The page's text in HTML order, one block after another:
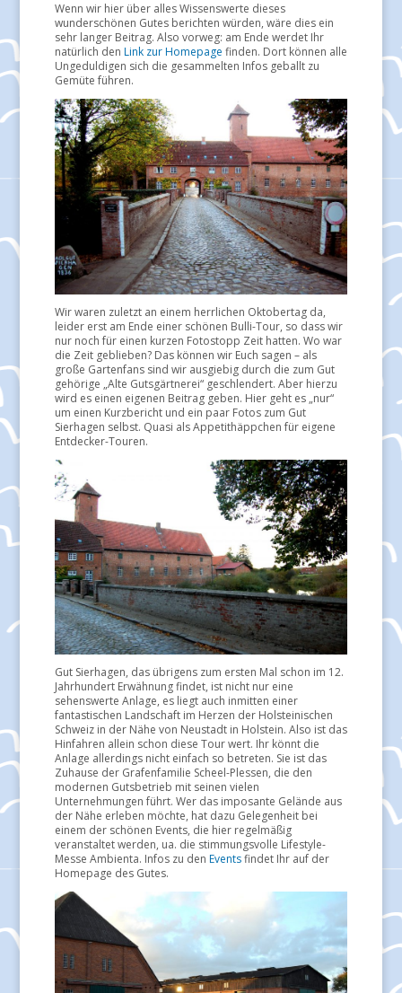
Wenn wir hier über alles Wissenswerte dieses
wunderschönen Gutes berichten würden, wäre dies ein
sehr langer Beitrag. Also vorweg: am Ende werdet Ihr
natürlich den Link zur Homepage finden. Dort können alle
Ungeduldigen sich die gesammelten Infos geballt zu
Gemüte führen.
Wir waren zuletzt an einem herrlichen Oktobertag da,
leider erst am Ende einer schönen Bulli-Tour, so dass wir
nur noch für einen kurzen Fotostopp Zeit hatten. Wo war
die Zeit geblieben? Das können wir Euch sagen – als
große Gartenfans sind wir ausgiebig durch die zum Gut
gehörige „Alte Gutsgärtnerei“ geschlendert. Aber hierzu
wird es einen eigenen Beitrag geben. Hier geht es „nur“
um einen Kurzbericht und ein paar Fotos zum Gut
Sierhagen selbst. Quasi als Appetithäppchen für eigene
Entdecker-Touren.
Gut Sierhagen, das übrigens zum ersten Mal schon im 12.
Jahrhundert Erwähnung findet, ist nicht nur eine
sehenswerte Anlage, es liegt auch inmitten einer
fantastischen Landschaft im Herzen der Holsteinischen
Schweiz in der Nähe von Neustadt in Holstein. Also ist das
Hinfahren allein schon diese Tour wert. Ihr könnt die
Anlage allerdings nicht einfach so betreten. Sie ist das
Zuhause der Grafenfamilie Scheel-Plessen, die den
modernen Gutsbetrieb mit seinen vielen
Unternehmungen führt. Wer das imposante Gelände aus
der Nähe erleben möchte, hat dazu Gelegenheit bei
einem der schönen Events, die hier regelmäßig
veranstaltet werden, ua. die stimmungsvolle Lifestyle-
Messe Ambienta. Infos zu den Eventsfindet Ihr auf der
Homepage des Gutes.